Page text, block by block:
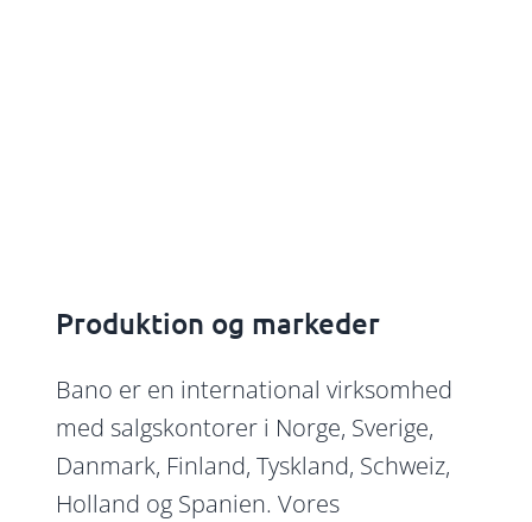
Produktion og markeder
Bano er en international virksomhed
med salgskontorer i Norge, Sverige,
Danmark, Finland, Tyskland, Schweiz,
Holland og Spanien. Vores